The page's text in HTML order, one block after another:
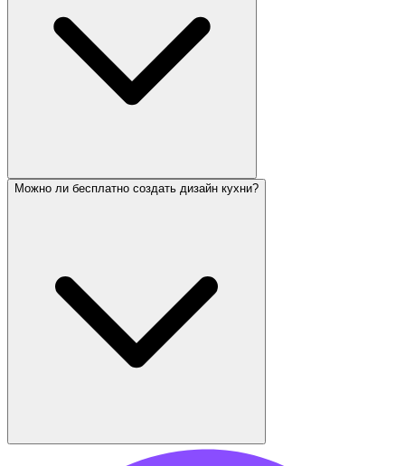
Можно ли бесплатно создать дизайн кухни?